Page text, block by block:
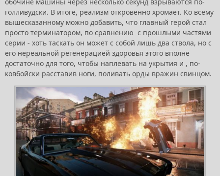
голливудски. В итоге, реализм откровенно хромает. Ко всему
вышесказанному можно добавить, что главный герой стал
просто терминатором, по сравнению с прошлыми частями
серии - хоть таскать он может с собой лишь два ствола, но с
его нереальной регенерацией здоровья этого вполне
достаточно для того, чтобы наплевать на укрытия и , по-
ковбойски расставив ноги, поливать орды вражин свинцом.